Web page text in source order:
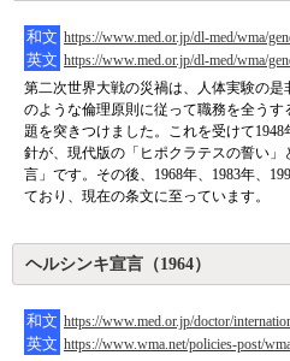
和文 https://www.med.or.jp/dl-med/wma/
英文 https://www.med.or.jp/dl-med/wma/
第二次世界大戦の災禍は、人体実験の
のような倫理原則に従って職務を全う
題を突きつけました。これを受けて
針が、現代版の「ヒポクラテスの誓い
言」です。その後、1968年、1983年、
ており、現在の条文に至っています。
ヘルシンキ宣言（1964）
和文 https://www.med.or.jp/doctor/
英文 https://www.wma.net/policies-post/